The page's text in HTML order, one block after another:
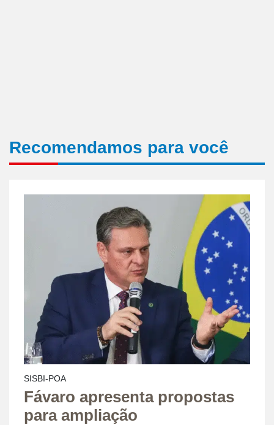
Recomendamos para você
SISBI-POA
Fávaro apresenta propostas
para ampliação